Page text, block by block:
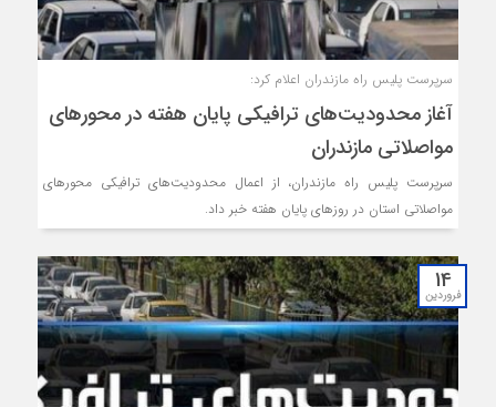
سرپرست پلیس راه مازندران اعلام کرد:
آغاز محدودیت‌های ترافیکی پایان هفته در محورهای
مواصلاتی مازندران
سرپرست پلیس راه مازندران، از اعمال محدودیت‌های ترافیکی محورهای
مواصلاتی استان در روزهای پایان هفته خبر داد.
14
فروردین